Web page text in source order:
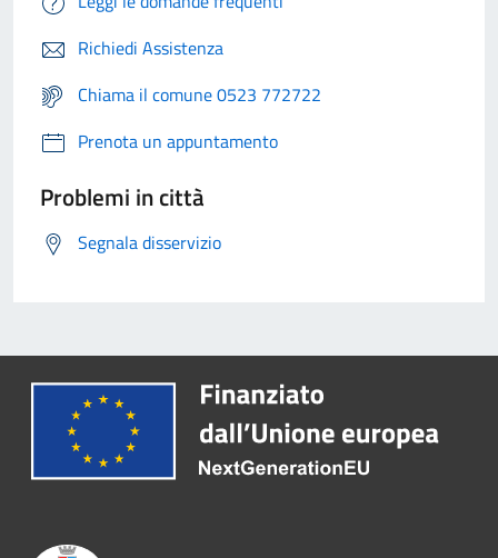
Richiedi Assistenza
Chiama il comune 0523 772722
Prenota un appuntamento
Problemi in città
Segnala disservizio